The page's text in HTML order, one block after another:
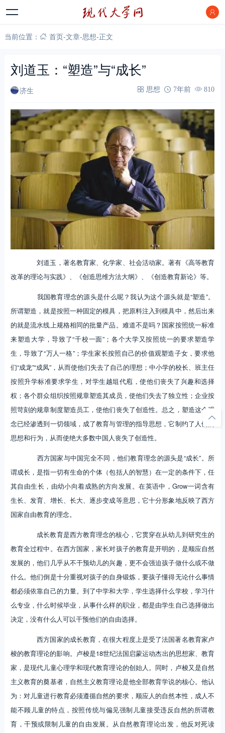
当前位置： 首页-文章-思想-正文
刘道玉：“塑造”与“成长”
济生 思想 7年前 810
刘道玉，著名教育家、化学家、社会活动家。著有《高等教育
改革的理论与实践》、《创造思维方法大纲》、《创造教育新论》等。
我国教育理念的源头是什么呢？我认为这个源头就是“塑造”。
所谓塑造，就是按照一种固定的模具，把原料注入到模具中，然后出来
的就是流水线上规格相同的批量产品。难道不是吗？国家按照统一标准
来塑造大学，导致了“千校一面”；各个大学又按照统一的要求塑造学
生，导致了“万人一格”；学生家长按照自己的价值观塑造子女，要求他
们“成龙”“成凤”，从而使他们失去了自己的理想；中小学的校长、班主任
按照升学标准要求学生，对学生越俎代庖，使他们丧失了兴趣和选择
权；各个群众组织按照规章塑造其成员，使他们失去了独立性；企业按
照苛刻的规章制度塑造员工，使他们丧失了创造性。总之，塑造这个观
念已经渗透到一切领域，成了教育与管理的指导思想，它制约了人们的
思想和行为，从而使绝大多数中国人丧失了创造性。
西方国家与中国完全不同，他们教育理念的源头是“成长”。所
谓成长，是指一切有生命的个体（包括人的智慧）在一定的条件下，任
其自由生长，由幼小向着成熟的方向发展。在英语中，Grow一词含有
生长、发育、增长、长大、逐步变成等意思，它十分形象地反映了西方
国家自由教育的理念。
成长教育是西方教育理念的核心，它贯穿在从幼儿到研究生的
教育全过程中。在西方国家，家长对孩子的教育是开明的，是顺应自然
发展的，他们几乎从不干预幼儿的兴趣，更不会强迫孩子做什么或不做
什么。他们倒是十分重视对孩子的自身锻炼，要孩子懂得无论什么事情
都必须依靠自己的力量。到了中学和大学，学生选择什么学校，学习什
么专业，什么时候毕业，从事什么样的职业，都是由学生自己选择做出
决定，没有什么人可以干预他们的自由选择。
西方国家的成长教育，在很大程度上是受了法国著名教育家卢
梭的教育理论的影响。卢梭是18世纪法国启蒙运动杰出的思想家、教育
家，是现代儿童心理学和现代教育理论的创始人。同时，卢梭又是自然
主义教育的奠基者，自然主义教育理论是他全部教育学说的核心。他认
为：对儿童进行教育必须遵循自然的要求，顺应人的自然本性，成人不
能不顾儿童的特点，按照传统与偏见强制儿童接受违反自然的所谓教
育，干预或限制儿童的自由发展。从自然教育理论出发，他反对死读